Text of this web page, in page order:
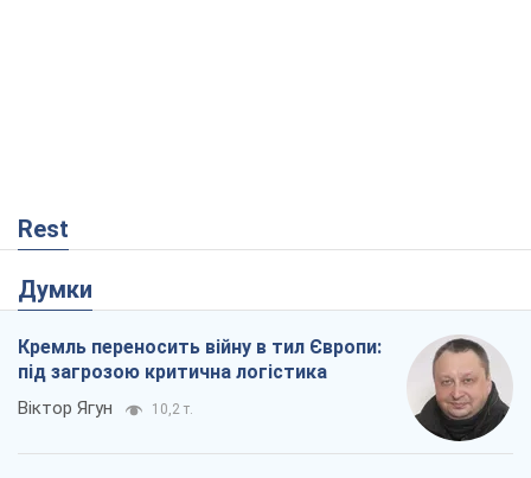
Rest
Думки
Кремль переносить війну в тил Європи:
під загрозою критична логістика
Віктор Ягун 10,2 т.